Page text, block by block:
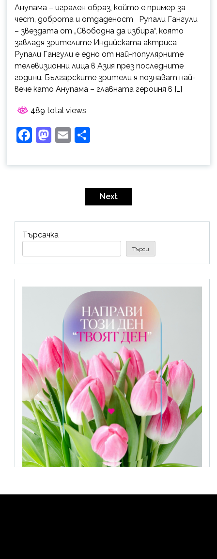
Анупама – игрален образ, който е пример за
чест, доброта и отдаденост Рупали Гангули
– звездата от „Свободна да избира“, която
завладя зрителите Индийската актриса
Рупали Гангули е едно от най-популярните
телевизионни лица в Азия през последните
години. Българските зрители я познават най-
вече като Анупама – главната героиня в […]
489 total views
Facebook
Mastodon
Email
Next
Търсачка
Търси